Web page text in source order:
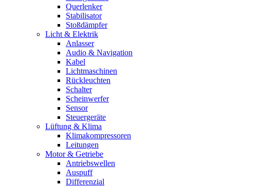
Querlenker
Stabilisator
Stoßdämpfer
Licht & Elektrik
Anlasser
Audio & Navigation
Kabel
Lichtmaschinen
Rückleuchten
Schalter
Scheinwerfer
Sensor
Steuergeräte
Lüftung & Klima
Klimakompressoren
Leitungen
Motor & Getriebe
Antriebswellen
Auspuff
Differenzial